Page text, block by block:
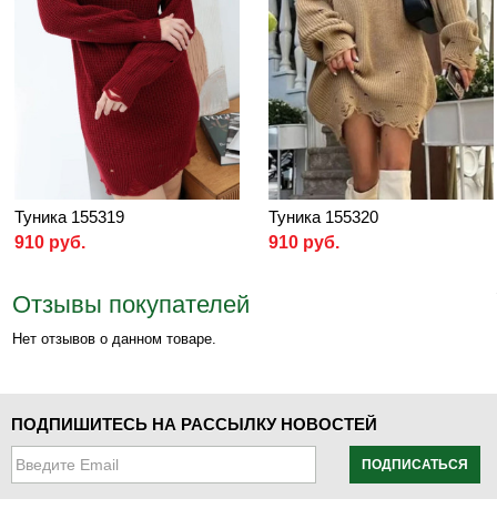
Туника 155319
910 руб.
Туника 155320
910 руб.
Отзывы покупателей
Нет отзывов о данном товаре.
ПОДПИШИТЕСЬ НА РАССЫЛКУ НОВОСТЕЙ
ПОДПИСАТЬСЯ